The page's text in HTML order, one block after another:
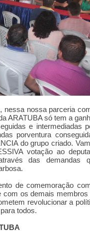
nessa nossa parceria
ARATUBA só tem a
e intermediadas
porventura
do grupo criado.
votação ao
das demandas
de comemoração
com os demais membros
revolucionar a
todos.